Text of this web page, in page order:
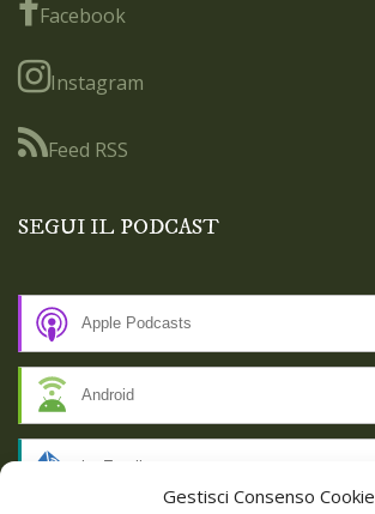
Gestisci Consenso Cookie
Facebook
Instagram
Feed RSS
SEGUI IL PODCAST
Apple Podcasts
Android
by Email